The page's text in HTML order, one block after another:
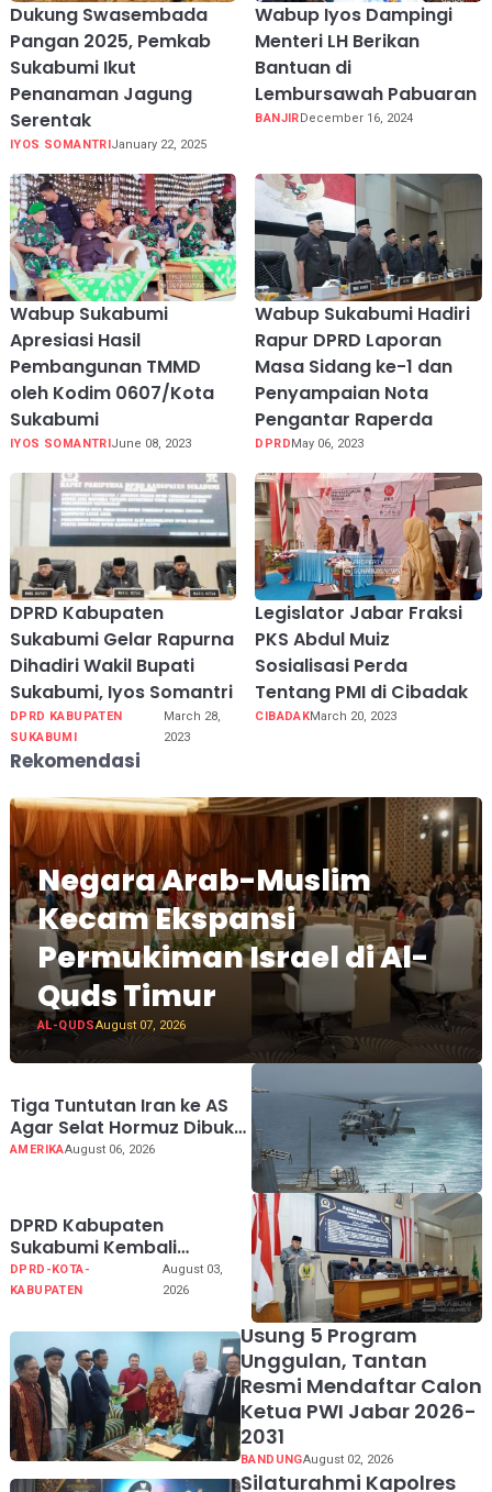
Dukung Swasembada
Pangan 2025, Pemkab
Sukabumi Ikut
Penanaman Jagung
Serentak
IYOS SOMANTRIJanuary 22, 2025
Wabup Iyos Dampingi
Menteri LH Berikan
Bantuan di
Lembursawah Pabuaran
BANJIRDecember 16, 2024
Wabup Sukabumi
Apresiasi Hasil
Pembangunan TMMD
oleh Kodim 0607/Kota
Sukabumi
IYOS SOMANTRIJune 08, 2023
Wabup Sukabumi Hadiri
Rapur DPRD Laporan
Masa Sidang ke-1 dan
Penyampaian Nota
Pengantar Raperda
DPRDMay 06, 2023
DPRD Kabupaten
Sukabumi Gelar Rapurna
Dihadiri Wakil Bupati
Sukabumi, Iyos Somantri
DPRD KABUPATEN
SUKABUMI
March 28,
2023
Legislator Jabar Fraksi
PKS Abdul Muiz
Sosialisasi Perda
Tentang PMI di Cibadak
CIBADAKMarch 20, 2023
Rekomendasi
Negara Arab-Muslim
Kecam Ekspansi
Permukiman Israel di Al-
Quds Timur
AL-QUDSAugust 07, 2026
Tiga Tuntutan Iran ke AS
Agar Selat Hormuz Dibuka
Kembali
AMERIKAAugust 06, 2026
DPRD Kabupaten
Sukabumi Kembali
Melaksanakan Rapat
Paripurna Tahun Sidang
DPRD-KOTA-
KABUPATEN
August 03,
2026
Usung 5 Program
Unggulan, Tantan
Resmi Mendaftar Calon
Ketua PWI Jabar 2026-
2031
BANDUNGAugust 02, 2026
Silaturahmi Kapolres